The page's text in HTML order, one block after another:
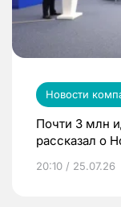
Новости
Почти 3 млн
рассказал о
20:10 / 25.07.26